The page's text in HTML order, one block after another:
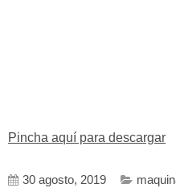
Pincha aquí para descargar
30 agosto, 2019